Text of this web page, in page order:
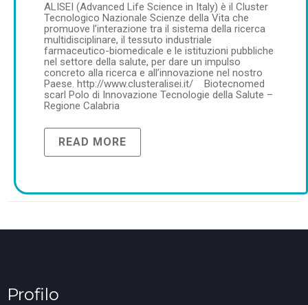
ALISEI (Advanced Life Science in Italy) è il Cluster
Tecnologico Nazionale Scienze della Vita che
promuove l’interazione tra il sistema della ricerca
multidisciplinare, il tessuto industriale
farmaceutico-biomedicale e le istituzioni pubbliche
nel settore della salute, per dare un impulso
concreto alla ricerca e all’innovazione nel nostro
Paese. http://www.clusteralisei.it/ Biotecnomed
scarl Polo di Innovazione Tecnologie della Salute –
Regione Calabria
READ MORE
Profilo